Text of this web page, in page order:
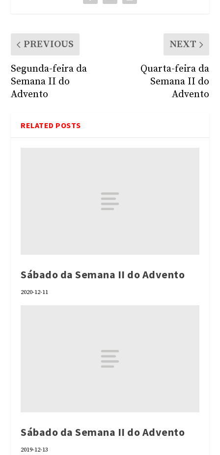
PREVIOUS
Segunda-feira da
Semana II do
Advento
NEXT
Quarta-feira da
Semana II do
Advento
RELATED POSTS
Sábado da Semana II do Advento
2020-12-11
Sábado da Semana II do Advento
2019-12-13